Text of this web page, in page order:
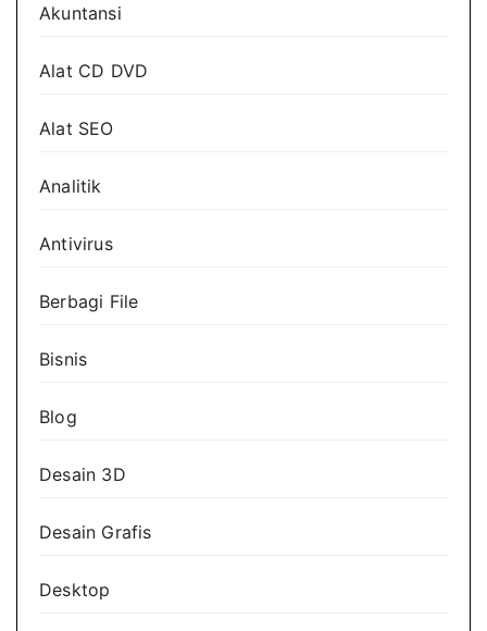
Akuntansi
Alat CD DVD
Alat SEO
Analitik
Antivirus
Berbagi File
Bisnis
Blog
Desain 3D
Desain Grafis
Desktop